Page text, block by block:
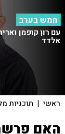
חמש בערב
עם רון קופמן
אלדד
ראשי | תוכניות
האם